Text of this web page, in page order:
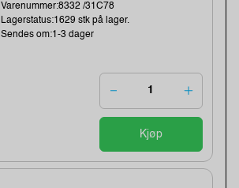
Varenummer:8332 /31C78
Lagerstatus:1629 stk på lager.
Sendes om:1-3 dager
Kjøp